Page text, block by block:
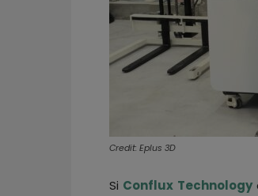
Credit: Eplus 3D
Si Conflux Technology